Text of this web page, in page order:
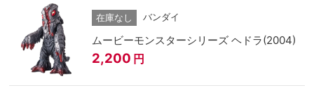
在庫なし バンダイ
ムービーモンスターシリーズ ヘドラ(2004)
2,200 円